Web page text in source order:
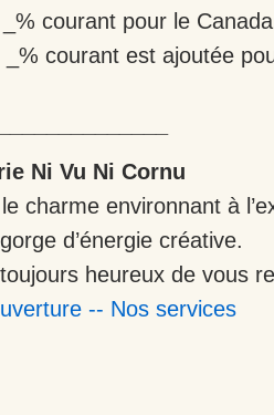
courant pour le
courant est ajoutée
Ni Vu Ni Cornu
charme environnant à
d’énergie créative.
heureux de vous
-- Nos services